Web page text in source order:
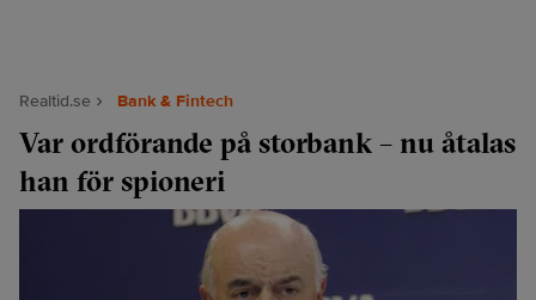
Realtid.se Bank & Fintech
Var ordförande på storbank – nu åtalas
han för spioneri